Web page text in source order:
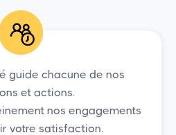
guide chacune de nos
et actions.
nos engagements
votre satisfaction.